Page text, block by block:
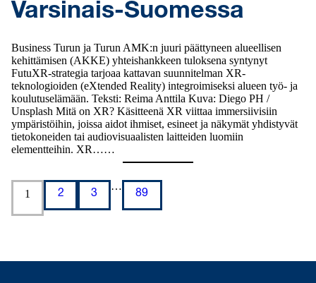
Varsinais-Suomessa
Business Turun ja Turun AMK:n juuri päättyneen alueellisen
kehittämisen (AKKE) yhteishankkeen tuloksena syntynyt
FutuXR-strategia tarjoaa kattavan suunnitelman XR-
teknologioiden (eXtended Reality) integroimiseksi alueen työ- ja
koulutuselämään. Teksti: Reima Anttila Kuva: Diego PH /
Unsplash Mitä on XR? Käsitteenä XR viittaa immersiivisiin
ympäristöihin, joissa aidot ihmiset, esineet ja näkymät yhdistyvät
tietokoneiden tai audiovisuaalisten laitteiden luomiin
elementteihin. XR……
1 2 3
…
89